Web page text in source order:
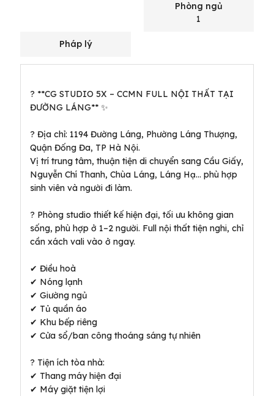
Phòng ngủ
1
Pháp lý
? **CG STUDIO 5X – CCMN FULL NỘI THẤT TẠI
ĐƯỜNG LÁNG** ✨
? Địa chỉ: 1194 Đường Láng, Phường Láng Thượng,
Quận Đống Đa, TP Hà Nội.
Vị trí trung tâm, thuận tiện di chuyển sang Cầu Giấy,
Nguyễn Chí Thanh, Chùa Láng, Láng Hạ… phù hợp
sinh viên và người đi làm.
? Phòng studio thiết kế hiện đại, tối ưu không gian
sống, phù hợp ở 1–2 người. Full nội thất tiện nghi, chỉ
cần xách vali vào ở ngay.
✔ Điều hoà
✔ Nóng lạnh
✔ Giường ngủ
✔ Tủ quần áo
✔ Khu bếp riêng
✔ Cửa sổ/ban công thoáng sáng tự nhiên
? Tiện ích tòa nhà:
✔ Thang máy hiện đại
✔ Máy giặt tiện lợi